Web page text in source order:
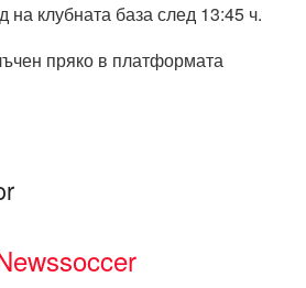
на клубната база след 13:45 ч.
пряко в платформата